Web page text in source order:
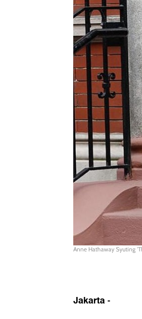
Anne Hathaway Syuting
Jakarta-